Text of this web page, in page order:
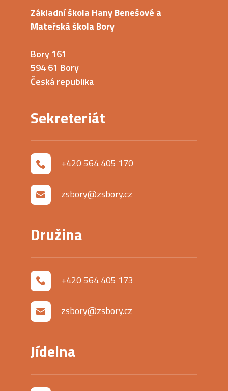
Základní škola Hany Benešové a
Mateřská škola Bory
Bory 161
594 61 Bory
Česká republika
Sekreteriát
+420 564 405 170
zsbory@zsbory.cz
Družina
+420 564 405 173
zsbory@zsbory.cz
Jídelna